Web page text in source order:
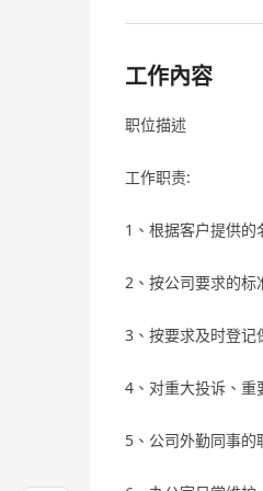
工作內容
职位描述
工作职责:
1、根据客户提供
2、按公司要求的标
3、按要求及时登记
4、对重大投诉、重
5、公司外勤同事的